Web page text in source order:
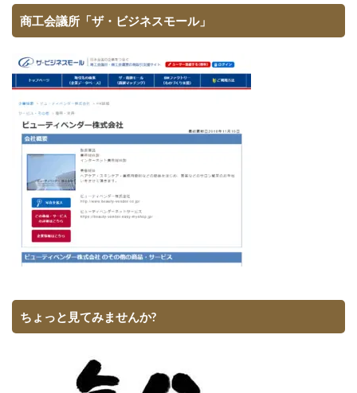
商工会議所「ザ・ビジネスモール」
ちょっと見てみませんか?